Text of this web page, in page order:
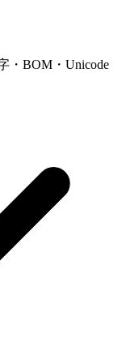
・BOM・Unicode